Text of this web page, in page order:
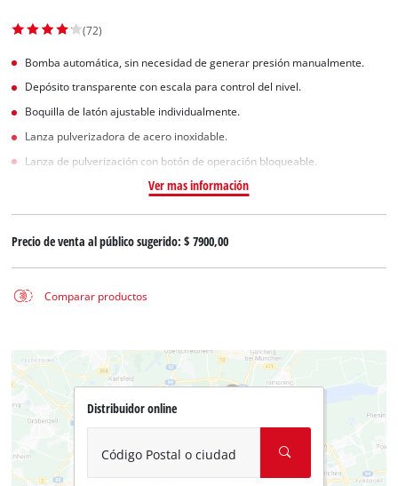
(72)
Bomba automática, sin necesidad de generar presión manualmente.
Depósito transparente con escala para control del nivel.
Boquilla de latón ajustable individualmente.
Lanza pulverizadora de acero inoxidable.
Lanza de pulverización con botón de operación bloqueable.
Ver mas información
Precio de venta al público sugerido:$ 7900,00
Comparar productos
Distribuidor online
Código Postal o ciudad